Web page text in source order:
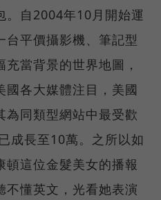
。自2004年10月開始運
平價攝影機、筆記型
當背景的世界地圖，
各大媒體注目，美國
為同類型網站中最受歡
成長至10萬。之所以如
頓這位金髮美女的播報
不懂英文，光看她表演